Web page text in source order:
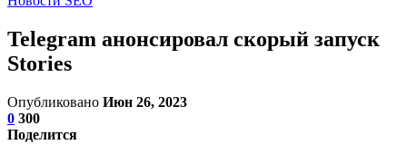
Telegram анонсировал скорый запуск
Stories
Опубликовано Июн 26, 2023
0 300
Поделится